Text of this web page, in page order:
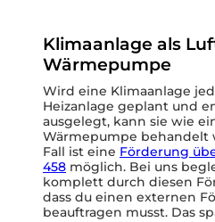
Klimaanlage als
Wärmepumpe
Wird eine Klimaanlage
Heizanlage geplant und
ausgelegt, kann sie wie
Wärmepumpe behandelt
Fall ist eine Förderung
458 möglich. Bei uns
komplett durch diesen
dass du einen externen
beauftragen musst. Das